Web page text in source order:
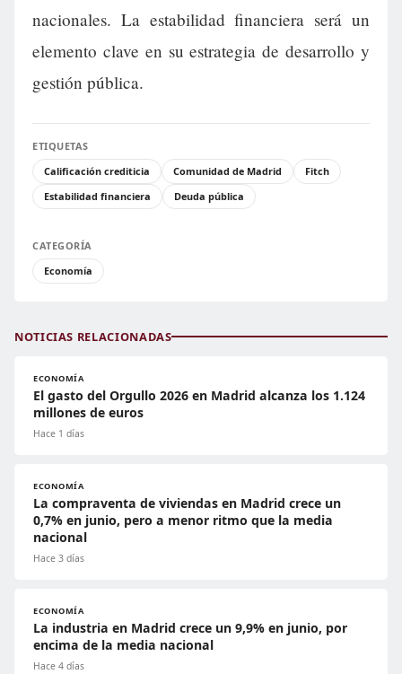
nacionales. La estabilidad financiera será un
elemento clave en su estrategia de desarrollo y
gestión pública.
ETIQUETAS
Calificación crediticia
Comunidad de Madrid
Fitch
Estabilidad financiera
Deuda pública
CATEGORÍA
Economía
NOTICIAS RELACIONADAS
ECONOMÍA
El gasto del Orgullo 2026 en Madrid alcanza los 1.124
millones de euros
Hace 1 días
ECONOMÍA
La compraventa de viviendas en Madrid crece un
0,7% en junio, pero a menor ritmo que la media
nacional
Hace 3 días
ECONOMÍA
La industria en Madrid crece un 9,9% en junio, por
encima de la media nacional
Hace 4 días